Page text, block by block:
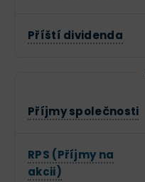
Příští dividenda
Příjmy společnosti
RPS (Příjmy na
akcii)